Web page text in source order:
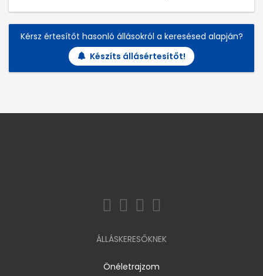
Kérsz értesítőt hasonló állásokról a keresésed alapján?
Készíts állásértesítőt!
ÁLLÁSKERESŐKNEK
Önéletrajzom